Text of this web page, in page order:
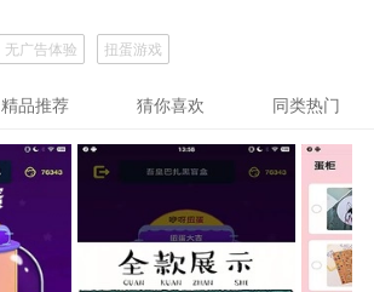
无广告体验 扭蛋游戏
精品推荐 猜你喜欢 同类热门